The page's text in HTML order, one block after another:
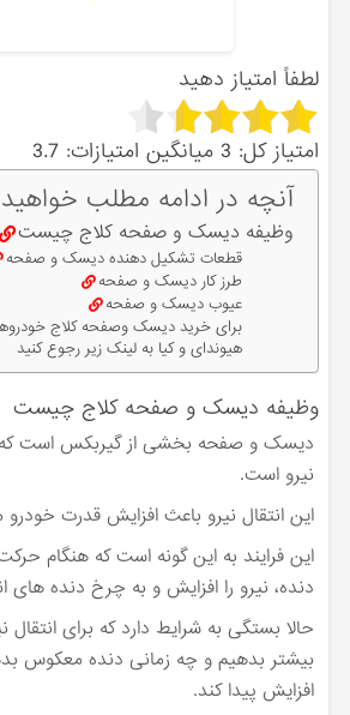
لطفاً امتیاز دهید
امتیاز کل: 3 میانگین امتیازات:3.7
آنچه در ادامه مطلب
وظیفه دیسک و صفحه کلاج چیست
قطعات تشکیل دهنده دیسک و صفحه
طرز کار دیسک و صفحه
عیوب دیسک و صفحه
برای خرید دیسک وصفحه کلاج
هیوندای و کیا به لینک زیر رجوع کنید
وظیفه دیسک و صفحه کلاج چیست
دیسک و صفحه بخشی از گیربکس است که
نیرو است.
این انتقال نیرو باعث افزایش قدرت
این فرایند به این گونه است که هنگام
دنده، نیرو را افزایش و به چرخ دنده های
حالا بستگی به شرایط دارد که برای انتقال
بیشتر بدهیم و چه زمانی دنده معکوس
افزایش پیدا کند.